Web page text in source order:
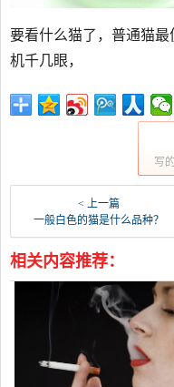
要看什么猫了，普通猫
机千几眼，
写
< 上一篇
一般白色的猫是什么品种？
相关内容推荐：